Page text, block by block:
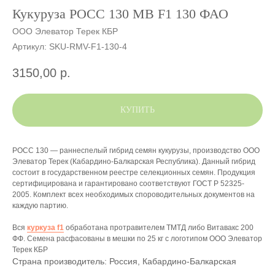
Кукуруза РОСС 130 МВ F1 130 ФАО
ООО Элеватор Терек КБР
Артикул: SKU-RMV-F1-130-4
3150,00 р.
КУПИТЬ
РОСС 130 — раннеспелый гибрид семян кукурузы, производство ООО
Элеватор Терек (Кабардино-Балкарская Республика). Данный гибрид
состоит в государственном реестре селекционных семян. Продукция
сертифицирована и гарантировано соответствуют ГОСТ Р 52325-
2005. Комплект всех необходимых спороводительных документов на
каждую партию.
Вся куркуза f1 обработана протравителем ТМТД либо Витавакс 200
ФФ. Семена расфасованы в мешки по 25 кг с логотипом ООО Элеватор
Терек КБР
Страна производитель: Россия, Кабардино-Балкарская